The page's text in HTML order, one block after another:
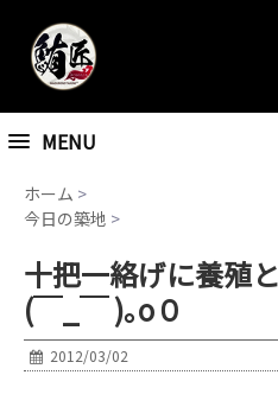
MENU
ホーム >
今日の築地 >
十把一絡げに養殖
(￣_￣ )｡o０
2012/03/02